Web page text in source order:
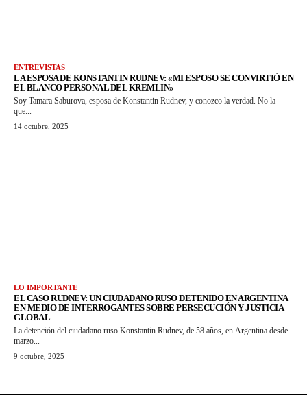
ENTREVISTAS
LA ESPOSA DE KONSTANTIN RUDNEV: «MI ESPOSO SE CONVIRTIÓ EN
EL BLANCO PERSONAL DEL KREMLIN»
Soy Tamara Saburova, esposa de Konstantin Rudnev, y conozco la verdad. No la
que...
14 octubre, 2025
LO IMPORTANTE
EL CASO RUDNEV: UN CIUDADANO RUSO DETENIDO EN ARGENTINA
EN MEDIO DE INTERROGANTES SOBRE PERSECUCIÓN Y JUSTICIA
GLOBAL
La detención del ciudadano ruso Konstantin Rudnev, de 58 años, en Argentina desde
marzo...
9 octubre, 2025